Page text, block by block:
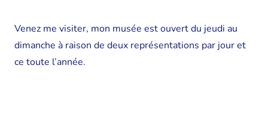
Venez me visiter, mon musée est ouvert du jeudi au
dimanche à raison de deux représentations par jour et
ce toute l’année.